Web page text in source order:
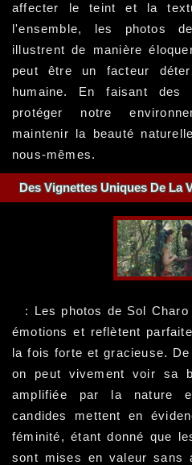
affecter le teint et la
l'ensemble, les photos
illustrent de manière
peut être un facteur
humaine. En faisant des
protéger notre
maintenir la beauté
nous-mêmes.
Des Vignettes Uniques De La
: Les photos de Sol
émotions et reflètent
la fois forte et gracieuse.
on peut vivement voir sa
amplifiée par la nature
candides mettent en
féminité, étant donné que
sont mises en valeur sans